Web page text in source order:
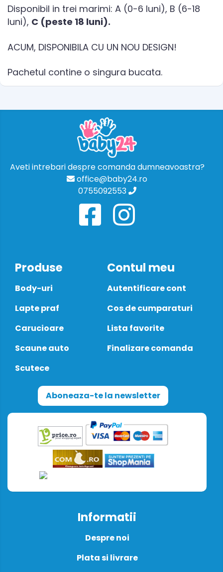
Disponibil in trei marimi: A (0-6 luni), B (6-18
luni), C (peste 18 luni).
ACUM, DISPONIBILA CU UN NOU DESIGN!
Pachetul contine o singura bucata.
Aveti intrebari despre comanda dumneavoastra?
office@baby24.ro
0755092553
Produse
Body-uri
Lapte praf
Carucioare
Scaune auto
Scutece
Contul meu
Autentificare cont
Cos de cumparaturi
Lista favorite
Finalizare comanda
Aboneaza-te la newsletter
Informatii
Despre noi
Plata si livrare